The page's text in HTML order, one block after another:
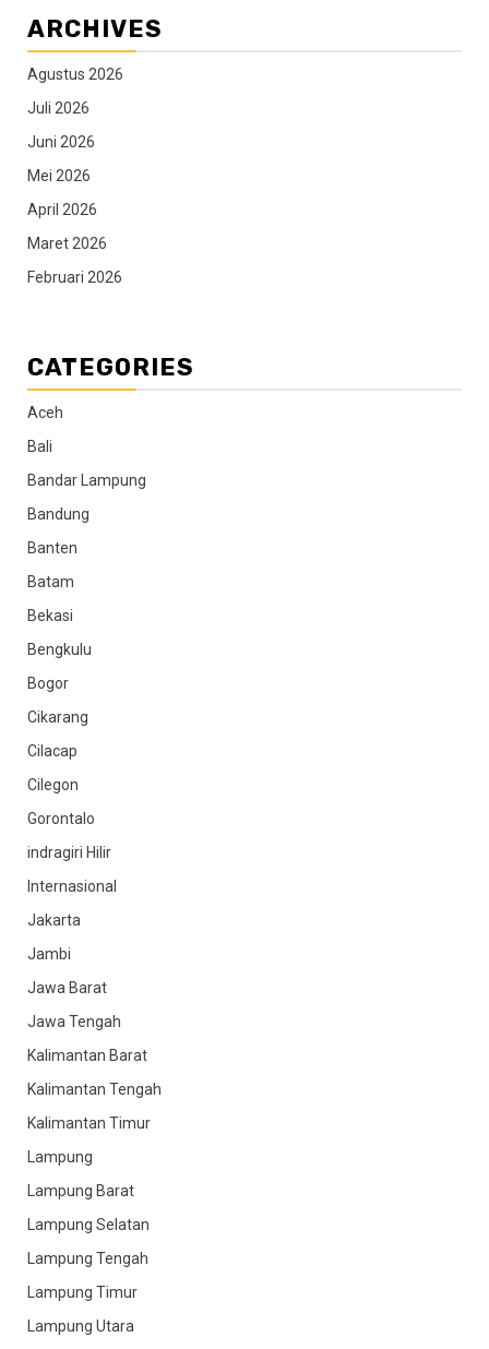
ARCHIVES
Agustus 2026
Juli 2026
Juni 2026
Mei 2026
April 2026
Maret 2026
Februari 2026
CATEGORIES
Aceh
Bali
Bandar Lampung
Bandung
Banten
Batam
Bekasi
Bengkulu
Bogor
Cikarang
Cilacap
Cilegon
Gorontalo
indragiri Hilir
Internasional
Jakarta
Jambi
Jawa Barat
Jawa Tengah
Kalimantan Barat
Kalimantan Tengah
Kalimantan Timur
Lampung
Lampung Barat
Lampung Selatan
Lampung Tengah
Lampung Timur
Lampung Utara